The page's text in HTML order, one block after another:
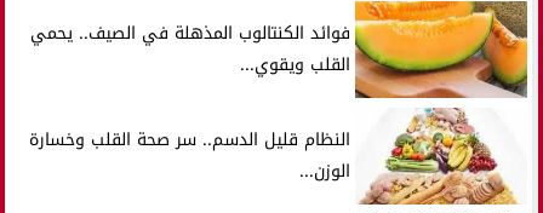
فوائد الكنتالوب المذهلة في الصيف.. يحمي
القلب ويقوي...
النظام قليل الدسم.. سر صحة القلب وخسارة
الوزن...